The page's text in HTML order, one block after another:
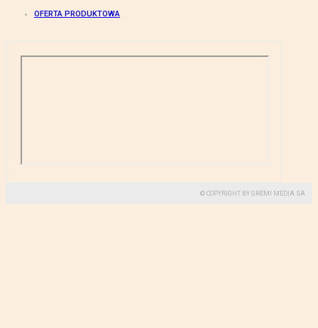
OFERTA PRODUKTOWA
© COPYRIGHT BY GREMI MEDIA SA